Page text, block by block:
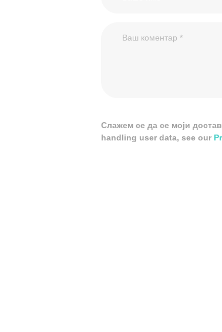
Слажем се да се моји
handling user data, see our